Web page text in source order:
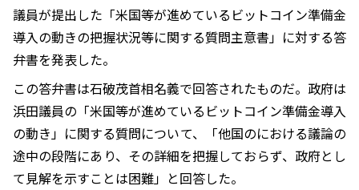
議員が提出した「米国等が進めているビットコイン準備金
導入の動きの把握状況等に関する質問主意書」に対する答
弁書を発表した。
この答弁書は石破茂首相名義で回答されたものだ。政府は
浜田議員の「米国等が進めているビットコイン準備金導入
の動き」に関する質問について、「他国のにおける議論の
途中の段階にあり、その詳細を把握しておらず、政府とし
て見解を示すことは困難」と回答した。